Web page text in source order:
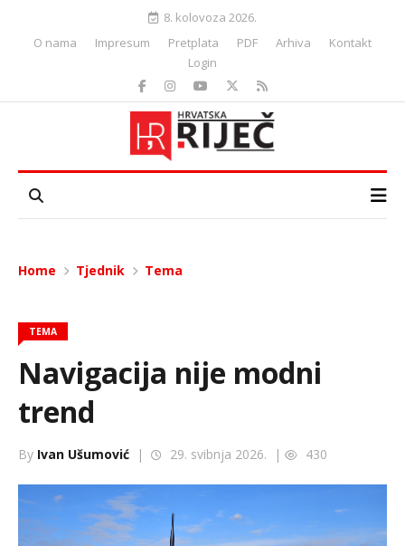
8. kolovoza 2026.
O nama
Impresum Pretplata PDF Arhiva
Kontakt
Login
Home Tjednik Tema
TEMA
Navigacija nije modni
trend
By Ivan Ušumović | 29. svibnja 2026. | 430